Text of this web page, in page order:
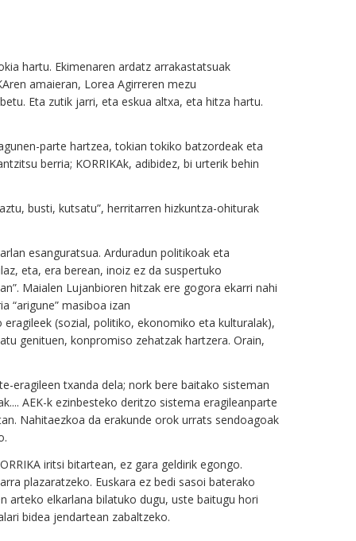
hartu. Ekimenaren ardatz arrakastatsuak
amaieran, Lorea Agirreren mezu
Eta zutik jarri, eta eskua altxa, eta hitza hartu.
parte hartzea, tokian tokiko batzordeak eta
berria; KORRIKAk, adibidez, bi urterik behin
busti, kutsatu”, herritarren hizkuntza-ohiturak
esanguratsua. Arduradun politikoak eta
eta, era berean, inoiz ez da suspertuko
Maialen Lujanbioren hitzak ere gogora ekarri nahi
“arigune” masiboa izan
(sozial, politiko, ekonomiko eta kulturalak),
genituen, konpromiso zehatzak hartzera. Orain,
eragileen txanda dela; nork bere baitako sisteman
AEK-k ezinbesteko deritzo sistema eragileanparte
Nahitaezkoa da erakunde orok urrats sendoagoak
iritsi bitartean, ez gara geldirik egongo.
plazaratzeko. Euskara ez bedi sasoi baterako
arteko elkarlana bilatuko dugu, uste baitugu hori
bidea jendartean zabaltzeko.